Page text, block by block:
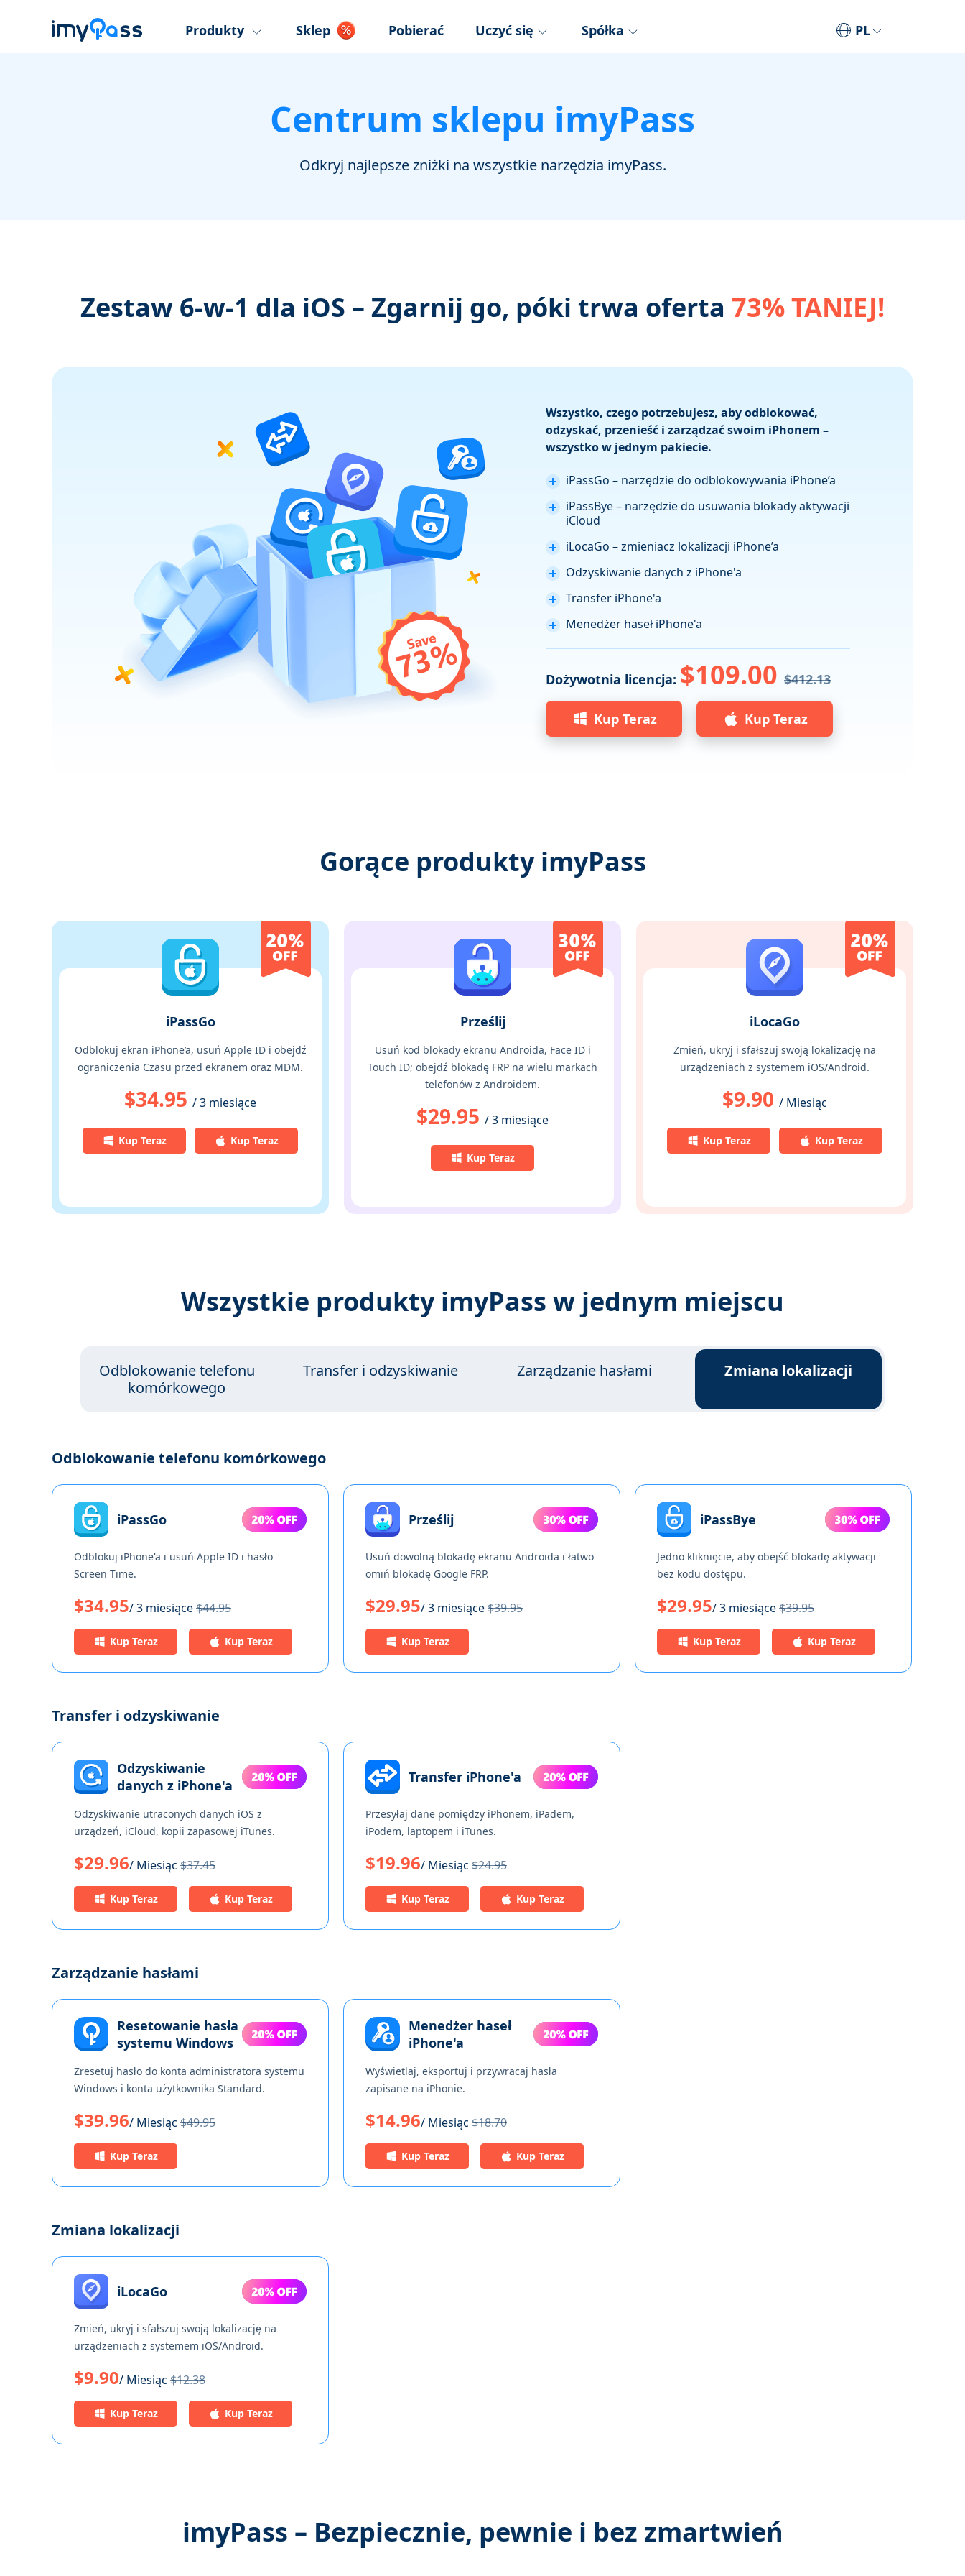
PL
Produkty Sklep Pobierać Uczyć się Spółka
Centrum sklepu imyPass
Odkryj najlepsze zniżki na wszystkie narzędzia imyPass.
Zestaw 6‑w‑1 dla iOS – Zgarnij go, póki trwa oferta 73% TANIEJ!
Wszystko, czego potrzebujesz, aby odblokować,
odzyskać, przenieść i zarządzać swoim iPhonem –
wszystko w jednym pakiecie.
iPassGo – narzędzie do odblokowywania iPhone’a
iPassBye – narzędzie do usuwania blokady aktywacji
iCloud
iLocaGo – zmieniacz lokalizacji iPhone’a
Odzyskiwanie danych z iPhone'a
Transfer iPhone'a
Menedżer haseł iPhone'a
Dożywotnia licencja: $109.00 $412.13
Kup Teraz Kup Teraz
Gorące produkty imyPass
iPassGo
Odblokuj ekran iPhone’a, usuń Apple ID i obejdź
ograniczenia Czasu przed ekranem oraz MDM.
$34.95 / 3 miesiące
Kup Teraz Kup Teraz
Prześlij
Usuń kod blokady ekranu Androida, Face ID i
Touch ID; obejdź blokadę FRP na wielu markach
telefonów z Androidem.
$29.95 / 3 miesiące
Kup Teraz
iLocaGo
Zmień, ukryj i sfałszuj swoją lokalizację na
urządzeniach z systemem iOS/Android.
$9.90 / Miesiąc
Kup Teraz Kup Teraz
Wszystkie produkty imyPass w jednym miejscu
Odblokowanie telefonu
komórkowego
Transfer i odzyskiwanie Zarządzanie hasłami Zmiana lokalizacji
Odblokowanie telefonu komórkowego
iPassGo
Odblokuj iPhone'a i usuń Apple ID i hasło
Screen Time.
$34.95/ 3 miesiące$44.95
Kup Teraz Kup Teraz
Prześlij
Usuń dowolną blokadę ekranu Androida i łatwo
omiń blokadę Google FRP.
$29.95/ 3 miesiące$39.95
Kup Teraz
iPassBye
Jedno kliknięcie, aby obejść blokadę aktywacji
bez kodu dostępu.
$29.95/ 3 miesiące$39.95
Kup Teraz Kup Teraz
Transfer i odzyskiwanie
Odzyskiwanie
danych z iPhone'a
Odzyskiwanie utraconych danych iOS z
urządzeń, iCloud, kopii zapasowej iTunes.
$29.96/ Miesiąc $37.45
Kup Teraz Kup Teraz
Transfer iPhone'a
Przesyłaj dane pomiędzy iPhonem, iPadem,
iPodem, laptopem i iTunes.
$19.96/ Miesiąc $24.95
Kup Teraz Kup Teraz
Zarządzanie hasłami
Resetowanie hasła
systemu Windows
Zresetuj hasło do konta administratora systemu
Windows i konta użytkownika Standard.
$39.96/ Miesiąc $49.95
Kup Teraz
Menedżer haseł
iPhone'a
Wyświetlaj, eksportuj i przywracaj hasła
zapisane na iPhonie.
$14.96/ Miesiąc $18.70
Kup Teraz Kup Teraz
Zmiana lokalizacji
iLocaGo
Zmień, ukryj i sfałszuj swoją lokalizację na
urządzeniach z systemem iOS/Android.
$9.90/ Miesiąc $12.38
Kup Teraz Kup Teraz
imyPass – Bezpiecznie, pewnie i bez zmartwień